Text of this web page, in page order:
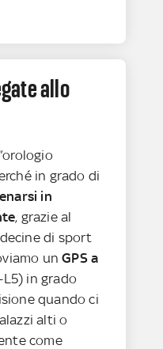
allo
in grado di
in
, grazie al
di sport
unGPS a
L5) in grado
quando ci
alti o
come